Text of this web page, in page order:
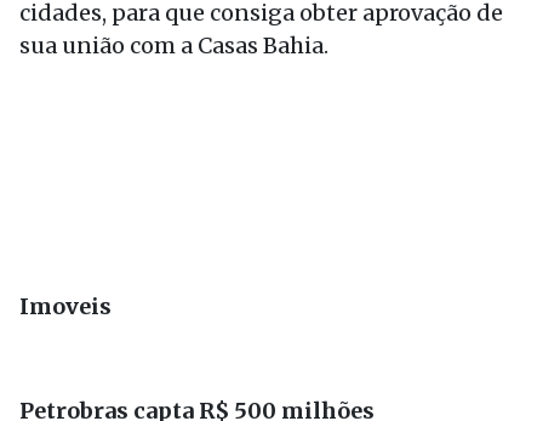
cidades, para que consiga obter aprovação de
sua união com a Casas Bahia.
Imoveis
Petrobras capta R$ 500 milhões